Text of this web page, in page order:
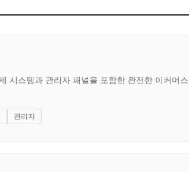
시스템과 관리자 패널을 포함한 완전한 이커머스
관리자